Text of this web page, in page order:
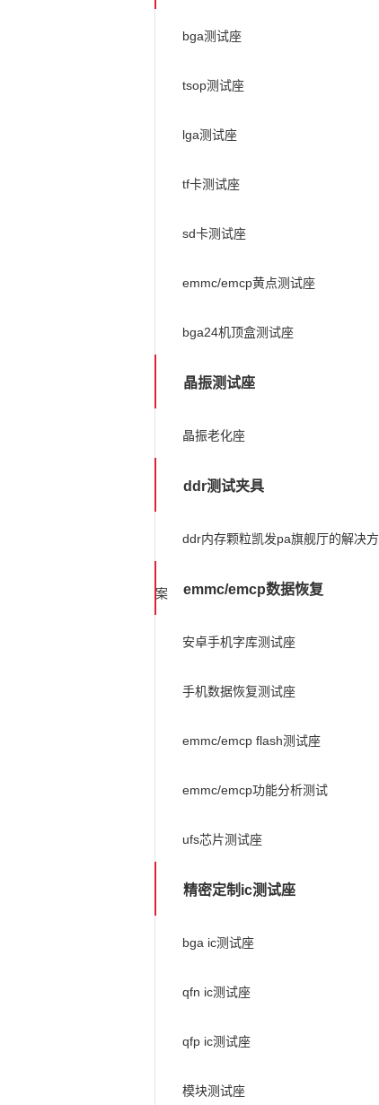
bga测试座
tsop测试座
lga测试座
tf卡测试座
sd卡测试座
emmc/emcp黄点测试座
bga24机顶盒测试座
晶振测试座
晶振老化座
ddr测试夹具
ddr内存颗粒凯发pa旗舰厅的解决方
案 emmc/emcp数据恢复
安卓手机字库测试座
手机数据恢复测试座
emmc/emcp flash测试座
emmc/emcp功能分析测试
ufs芯片测试座
精密定制ic测试座
bga ic测试座
qfn ic测试座
qfp ic测试座
模块测试座